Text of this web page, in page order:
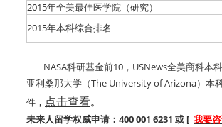
2015年全美最佳医学院（研究）
2015年本科综合排名
NASA科研基金前10，USNews全美商科本科
亚利桑那大学（The University of Arizona）本
件 ， 点击查看。
未来人留学权威申请：400 001 6231 或 [ 我要